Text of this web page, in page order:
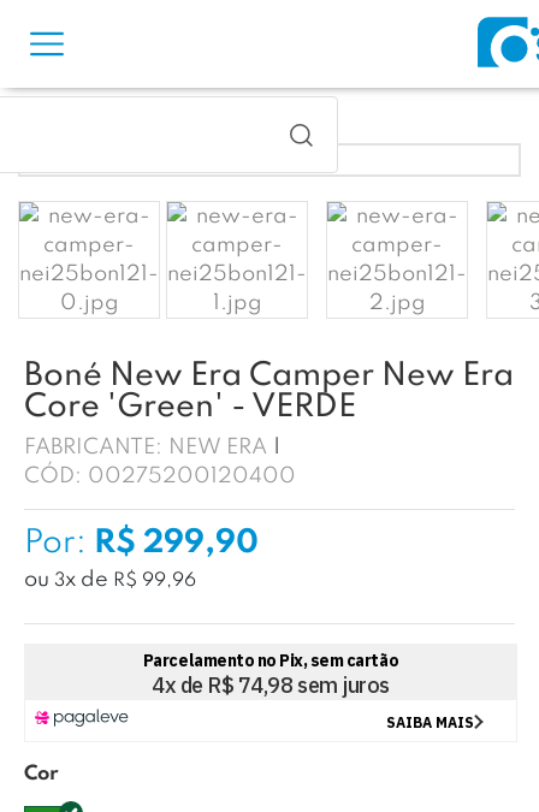
Boné New Era Camper New Era
Core 'Green' - VERDE
FABRICANTE: NEW ERA
CÓD: 00275200120400
Por: R$ 299,90
ou 3x de R$ 99,96
Cor